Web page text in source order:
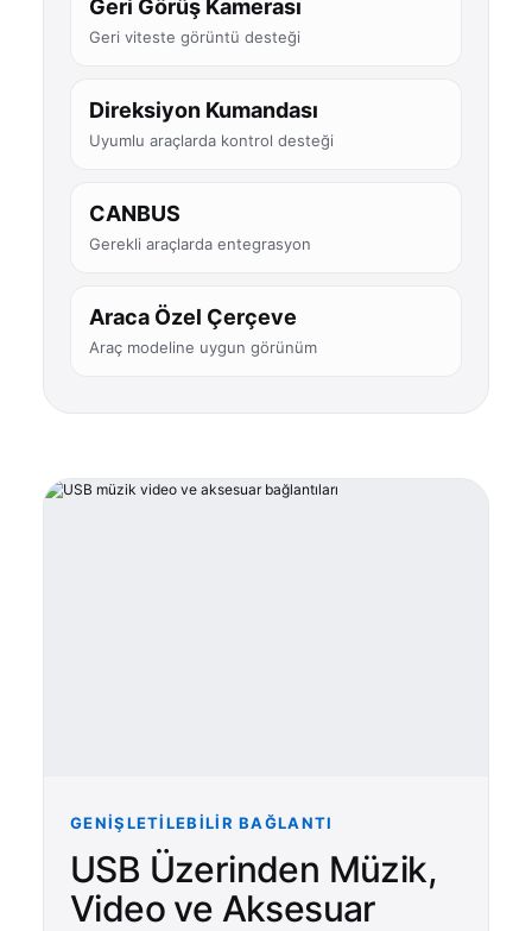
Geri Görüş Kamerası
Geri viteste görüntü desteği
Direksiyon Kumandası
Uyumlu araçlarda kontrol desteği
CANBUS
Gerekli araçlarda entegrasyon
Araca Özel Çerçeve
Araç modeline uygun görünüm
GENIŞLETILEBILIR BAĞLANTI
USB Üzerinden Müzik,
Video ve Aksesuar